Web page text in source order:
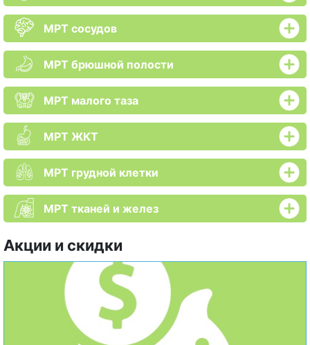
МРТ сосудов
МРТ брюшной полости
МРТ малого таза
МРТ ЖКТ
МРТ грудной клетки
МРТ тканей и желез
Акции и скидки